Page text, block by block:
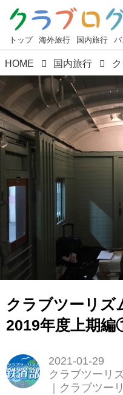
トップ 海外旅行 国内旅行
HOME 国内旅行
クラブツーリ
2019年度上期編
2021-01-29
クラブツーリ
｜クラブツー